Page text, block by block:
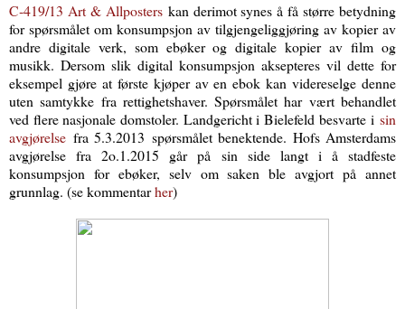
C‑419/13 Art & Allposterskan derimot synes å få større betydning
for spørsmålet om konsumpsjon av tilgjengeliggjøring av kopier av
andre digitale verk, som ebøker og digitale kopier av film og
musikk. Dersom slik digital konsumpsjon aksepteres vil dette for
eksempel gjøre at første kjøper av en ebok kan videreselge denne
uten samtykke fra rettighetshaver. Spørsmålet har vært behandlet
ved flere nasjonale domstoler. Landgericht i Bielefeld besvarteisin
avgjørelse fra 5.3.2013 spørsmålet benektende. Hofs Amsterdams
avgjørelse fra 2o.1.2015 går på sin side langt i å stadfeste
konsumpsjon for ebøker, selv om saken ble avgjort på annet
grunnlag. (se kommentarher)